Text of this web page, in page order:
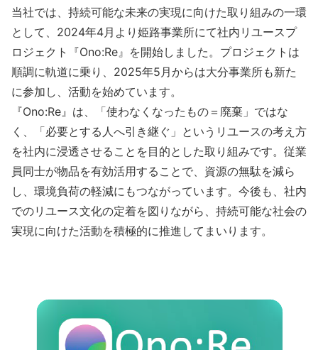
当社では、持続可能な未来の実現に向けた取り組みの一環
として、2024年4月より姫路事業所にて社内リユースプ
ロジェクト『Ono:Re』を開始しました。プロジェクトは
順調に軌道に乗り、2025年5月からは大分事業所も新た
に参加し、活動を始めています。
『Ono:Re』は、「使わなくなったもの＝廃棄」ではな
く、「必要とする人へ引き継ぐ」というリユースの考え方
を社内に浸透させることを目的とした取り組みです。従業
員同士が物品を有効活用することで、資源の無駄を減ら
し、環境負荷の軽減にもつながっています。今後も、社内
でのリユース文化の定着を図りながら、持続可能な社会の
実現に向けた活動を積極的に推進してまいります。